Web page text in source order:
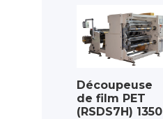
Découpeuse
de film PET
(RSDS7H) 1350